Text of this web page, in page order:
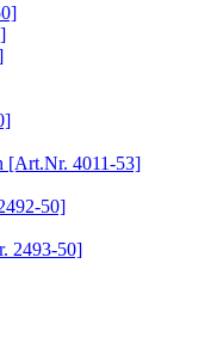
[Art.Nr. 4011-53]
50]
2493-50]